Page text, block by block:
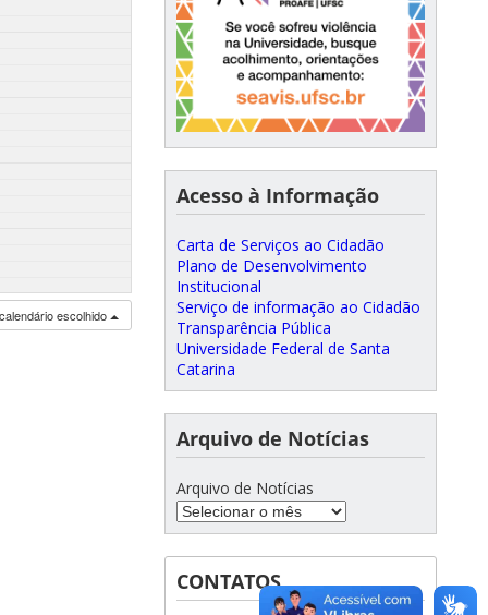
escolhido
Acesso à Informação
Carta de Serviços ao Cidadão
Plano de Desenvolvimento
Institucional
Serviço de informação ao Cidadão
Transparência Pública
Universidade Federal de Santa
Catarina
Arquivo de Notícias
Arquivo de Notícias
CONTATOS